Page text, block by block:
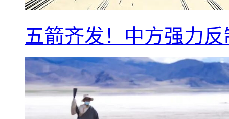
五箭齐发！中方强力